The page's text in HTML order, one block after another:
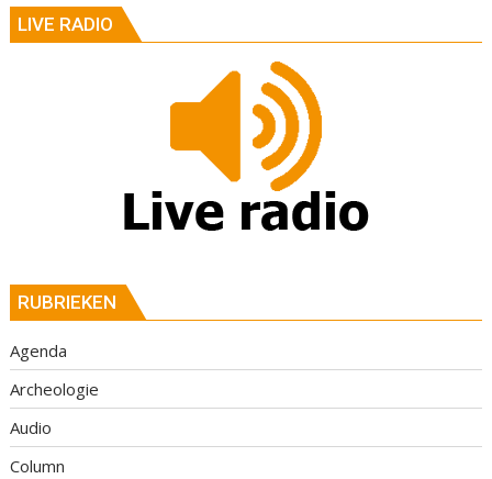
LIVE RADIO
RUBRIEKEN
Agenda
Archeologie
Audio
Column